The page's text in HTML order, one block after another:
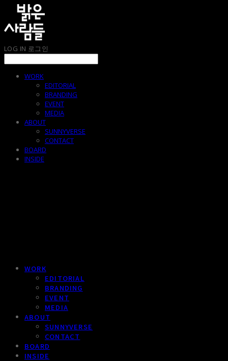
LOG IN 로그인
WORK
EDITORIAL
BRANDING
EVENT
MEDIA
ABOUT
SUNNYVERSE
CONTACT
BOARD
INSIDE
WORK
EDITORIAL
BRANDING
EVENT
MEDIA
ABOUT
SUNNYVERSE
CONTACT
BOARD
INSIDE